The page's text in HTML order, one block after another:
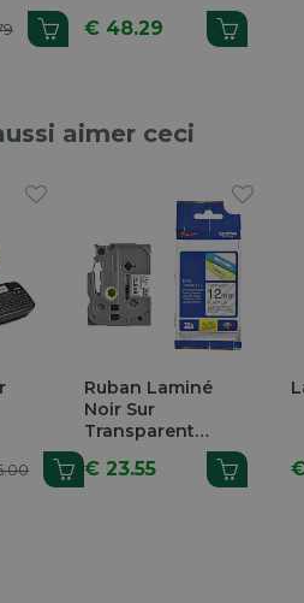
€ 48.29
aimer ceci
Ruban Laminé
Noir Sur
Transparent
€ 23.55